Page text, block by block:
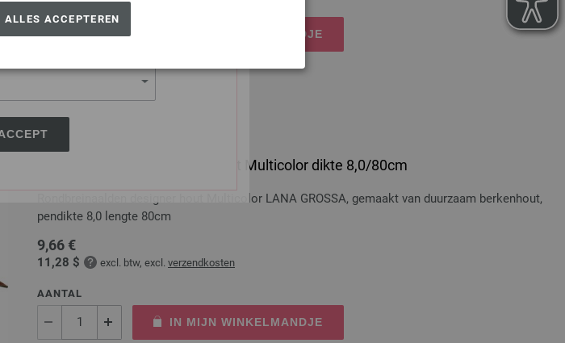
States of America
ALLES ACCEPTEREN
AANTAL
IN MIJN WINKELMANDJE
Op mijn boodschappenlijstje
Rondbreinaalden Designer Hout Multicolor dikte 8,0/80cm
Rondbreinaalden designer hout Multicolor LANA GROSSA, gemaakt van duurzaam berkenhout,
pendikte 8,0 lengte 80cm
9,66 €
11,28 $ excl. btw, excl. verzendkosten
AANTAL
IN MIJN WINKELMANDJE